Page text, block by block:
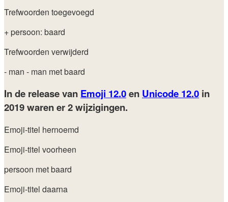
Trefwoorden toegevoegd
+ persoon: baard
Trefwoorden verwijderd
- man - man met baard
In de release van Emoji 12.0en Unicode 12.0 in
2019waren er 2 wijzigingen.
Emoji-titel hernoemd
Emoji-titel voorheen
persoon met baard
Emoji-titel daarna